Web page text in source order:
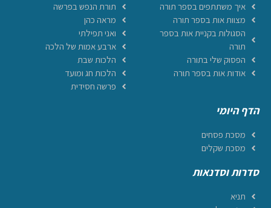
איך משתתפים בספר תורה
מצוות אות בספר תורה
הסגולות בקניית אות בספר
תורה
הפסוק שלי בתורה
אודות אות בספר תורה
תורת הנפש בפרשה
מראה כהן
ואני תפילתי
ארבע אמות של הלכה
הלכות שבת
הלכות חג ומועד
פרשה חסידית
הדף היומי
מסכת פסחים
מסכת שקלים
סדרות וסדנאות
תניא